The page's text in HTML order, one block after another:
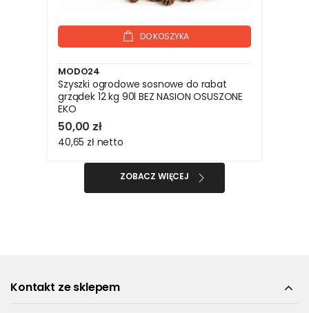
DO KOSZYKA
MODO24
Szyszki ogrodowe sosnowe do rabat
grządek 12 kg 90l BEZ NASION OSUSZONE
EKO
50,00 zł
40,65 zł netto
ZOBACZ WIĘCEJ
Kontakt ze sklepem